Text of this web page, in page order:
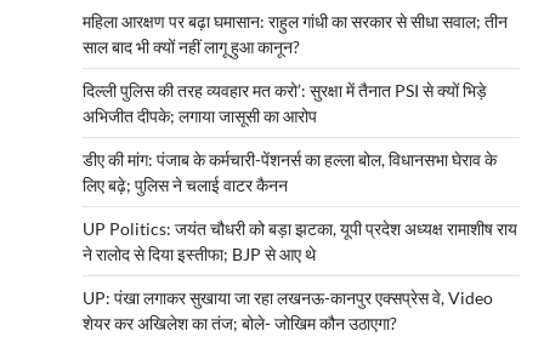
महिला आरक्षण पर बढ़ा घमासान: राहुल गांधी का सरकार से सीधा सवाल; तीन
साल बाद भी क्यों नहीं लागू हुआ कानून?
दिल्ली पुलिस की तरह व्यवहार मत करो’: सुरक्षा में तैनात PSI से क्यों भिड़े
अभिजीत दीपके; लगाया जासूसी का आरोप
डीए की मांग: पंजाब के कर्मचारी-पेंशनर्स का हल्ला बोल, विधानसभा घेराव के
लिए बढ़े; पुलिस ने चलाई वाटर कैनन
UP Politics: जयंत चौधरी को बड़ा झटका, यूपी प्रदेश अध्यक्ष रामाशीष राय
ने रालोद से दिया इस्तीफा; BJP से आए थे
UP: पंखा लगाकर सुखाया जा रहा लखनऊ-कानपुर एक्सप्रेस वे, Video
शेयर कर अखिलेश का तंज; बोले- जोखिम कौन उठाएगा?